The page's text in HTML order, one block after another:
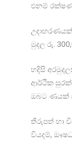
එනම්
මුදල රු.
හදිසි
ආර්ථික
ඔබට ණයක්
තීරුපත් හා
වියදම්,